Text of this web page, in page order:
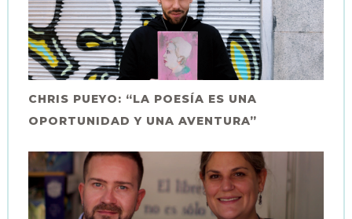
CHRIS PUEYO: “LA POESÍA ES UNA
OPORTUNIDAD Y UNA AVENTURA”